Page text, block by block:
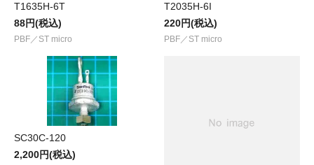
T1635H-6T
88円(税込)
PBF／ST micro
T2035H-6I
220円(税込)
PBF／ST micro
SC30C-120
2,200円(税込)